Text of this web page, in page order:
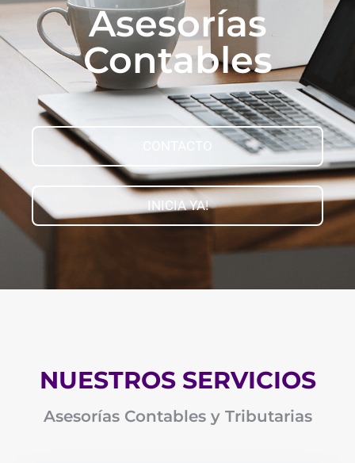
Asesorías
Contables
INICIA YA!
NUESTROS SERVICIOS
Asesorías Contables y Tributarias